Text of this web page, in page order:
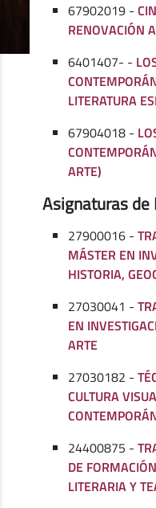
67902019 -
RENOVACIÓN
6401407- -
LITERATURA
67904018 -
ARTE)
Asignaturas de
27900016 -
MÁSTER EN
HISTORIA,
27030041 -
EN
ARTE
27030182 -
CULTURA
24400875 -
DE
LITERARIA Y